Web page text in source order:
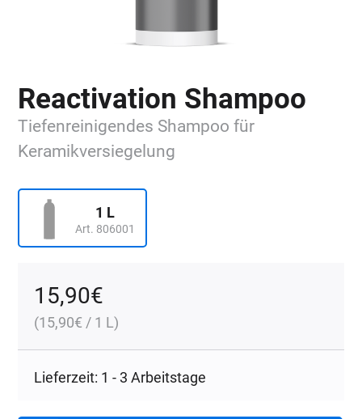
Reactivation Shampoo
Tiefenreinigendes Shampoo für
Keramikversiegelung
1 L
Art. 806001
15,90€
(15,90€ / 1 L)
Lieferzeit: 1 - 3 Arbeitstage